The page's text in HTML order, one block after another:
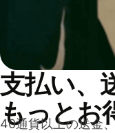
支払い、
もっとお
40通貨以上の送金